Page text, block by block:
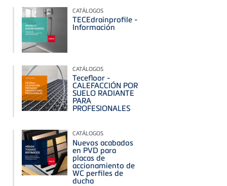
CATÁLOGOS
TECEdrainprofile -
Información
CATÁLOGOS
Tecefloor -
CALEFACCIÓN POR
SUELO RADIANTE
PARA
PROFESIONALES
CATÁLOGOS
Nuevos acabados
en PVD para
placas de
accionamiento de
WC perfiles de
ducha